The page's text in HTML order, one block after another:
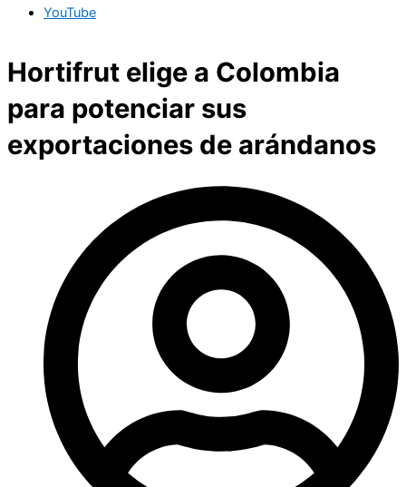
YouTube
Hortifrut elige a Colombia
para potenciar sus
exportaciones de arándanos